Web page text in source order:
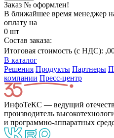
Заказ № оформлен!
В ближайшее время менеджер
оплату на
0 шт
Состав заказа:
Итоговая стоимость (с НДС):
В каталог
Решения Продукты Партнeры
компании Пресс-центр
ИнфоТеКС — ведущий
производитель
и программно-аппаратных